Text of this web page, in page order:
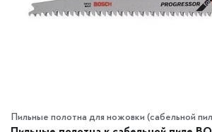
Пильные полотна для ножовки (сабельной